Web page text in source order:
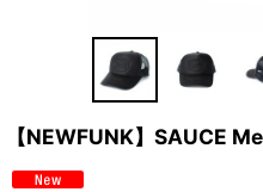
【NEWFUNK】SAUCE